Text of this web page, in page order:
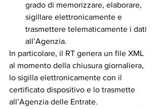
grado di memorizzare, elaborare,
sigillare elettronicamente e
trasmettere telematicamente i dati
all’Agenzia.
In particolare, il RT genera un file XML
al momento della chiusura giornaliera,
lo sigilla elettronicamente con il
certificato dispositivo e lo trasmette
all’Agenzia delle Entrate.